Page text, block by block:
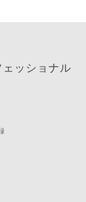
ッショナル